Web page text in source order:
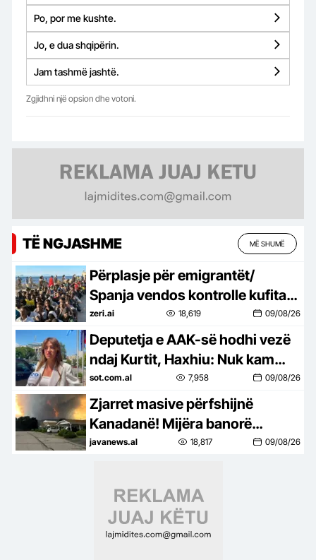
Po, por me kushte.
Jo, e dua shqipërin.
Jam tashmë jashtë.
Zgjidhni një opsion dhe votoni.
TË NGJASHME MË SHUMË
Përplasje për emigrantët/
Spanja vendos kontrolle kufitare
ndaj udhëtarëve nga Italia
zeri.ai 18,619 09/08/26
Deputetja e AAK-së hodhi vezë
ndaj Kurtit, Haxhiu: Nuk kam
problem me aksionet politike të
deputetëve!
sot.com.al 7,958 09/08/26
Zjarret masive përfshijnë
Kanadanë! Mijëra banorë
evakuohen, shkrumbohen
javanews.al 18,817 09/08/26